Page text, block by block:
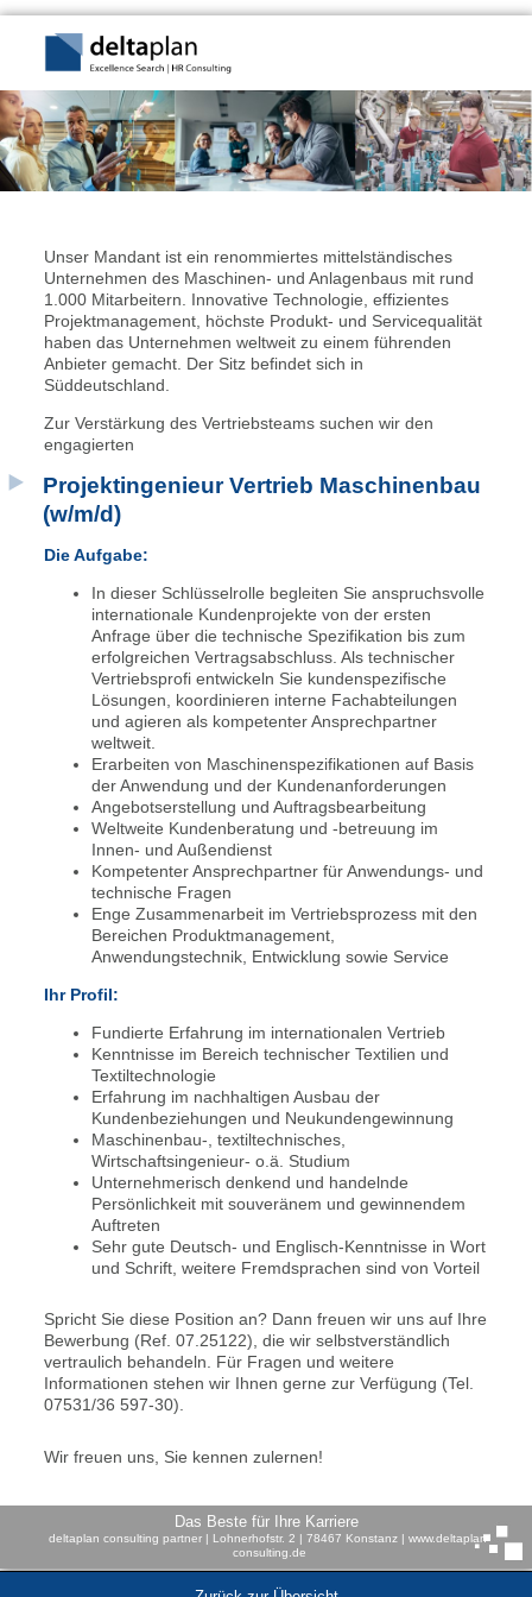
Unser Mandant ist ein renommiertes mittelständisches
Unternehmen des Maschinen- und Anlagenbaus mit rund
1.000 Mitarbeitern. Innovative Technologie, effizientes
Projektmanagement, höchste Produkt- und Servicequalität
haben das Unternehmen weltweit zu einem führenden
Anbieter gemacht. Der Sitz befindet sich in
Süddeutschland.
Zur Verstärkung des Vertriebsteams suchen wir den
engagierten
Projektingenieur Vertrieb Maschinenbau
(w/m/d)
Die Aufgabe:
In dieser Schlüsselrolle begleiten Sie anspruchsvolle
internationale Kundenprojekte von der ersten
Anfrage über die technische Spezifikation bis zum
erfolgreichen Vertragsabschluss. Als technischer
Vertriebsprofi entwickeln Sie kundenspezifische
Lösungen, koordinieren interne Fachabteilungen
und agieren als kompetenter Ansprechpartner
weltweit.
Erarbeiten von Maschinenspezifikationen auf Basis
der Anwendung und der Kundenanforderungen
Angebotserstellung und Auftragsbearbeitung
Weltweite Kundenberatung und -betreuung im
Innen- und Außendienst
Kompetenter Ansprechpartner für Anwendungs- und
technische Fragen
Enge Zusammenarbeit im Vertriebsprozess mit den
Bereichen Produktmanagement,
Anwendungstechnik, Entwicklung sowie Service
Ihr Profil:
Fundierte Erfahrung im internationalen Vertrieb
Kenntnisse im Bereich technischer Textilien und
Textiltechnologie
Erfahrung im nachhaltigen Ausbau der
Kundenbeziehungen und Neukundengewinnung
Maschinenbau-, textiltechnisches,
Wirtschaftsingenieur- o.ä. Studium
Unternehmerisch denkend und handelnde
Persönlichkeit mit souveränem und gewinnendem
Auftreten
Sehr gute Deutsch- und Englisch-Kenntnisse in Wort
und Schrift, weitere Fremdsprachen sind von Vorteil
Spricht Sie diese Position an? Dann freuen wir uns auf Ihre
Bewerbung (Ref. 07.25122), die wir selbstverständlich
vertraulich behandeln. Für Fragen und weitere
Informationen stehen wir Ihnen gerne zur Verfügung (Tel.
07531/36 597-30).
Wir freuen uns, Sie kennen zulernen!
Das Beste für Ihre Karriere
deltaplan consulting partner | Lohnerhofstr. 2 | 78467 Konstanz | www.deltaplan-
consulting.de